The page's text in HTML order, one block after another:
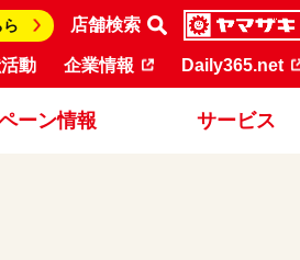
店舗検索
動 企業情報 Daily365.net
ーン情報 サービス